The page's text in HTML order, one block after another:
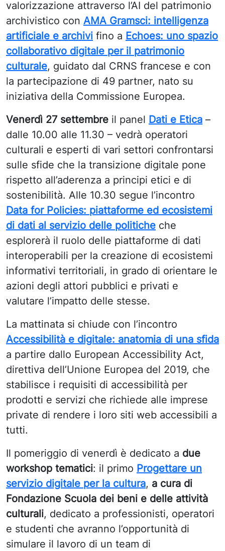
valorizzazione attraverso l’AI del patrimonio
archivistico con AMA Gramsci: intelligenza
artificiale e archivi fino a Echoes: uno spazio
collaborativo digitale per il patrimonio
culturale, guidato dal CRNS francese e con
la partecipazione di 49 partner, nato su
iniziativa della Commissione Europea.
Venerdì 27 settembre il panel Dati e Etica –
dalle 10.00 alle 11.30 – vedrà operatori
culturali e esperti di vari settori confrontarsi
sulle sfide che la transizione digitale pone
rispetto all’aderenza a principi etici e di
sostenibilità. Alle 10.30 segue l’incontro
Data for Policies: piattaforme ed ecosistemi
di dati al servizio delle politiche che
esplorerà il ruolo delle piattaforme di dati
interoperabili per la creazione di ecosistemi
informativi territoriali, in grado di orientare le
azioni degli attori pubblici e privati e
valutare l’impatto delle stesse.
La mattinata si chiude con l’incontro
Accessibilità e digitale: anatomia di una sfida
a partire dallo European Accessibility Act,
direttiva dell’Unione Europea del 2019, che
stabilisce i requisiti di accessibilità per
prodotti e servizi che richiede alle imprese
private di rendere i loro siti web accessibili a
tutti.
Il pomeriggio di venerdì è dedicato a due
workshop tematici: il primo Progettare un
servizio digitale per la cultura, a cura di
Fondazione Scuola dei beni e delle attività
culturali, dedicato a professionisti, operatori
e studenti che avranno l’opportunità di
simulare il lavoro di un team di